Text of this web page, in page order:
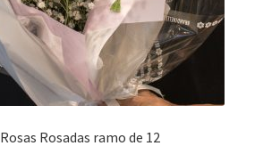
Rosas Rosadas ramo de 12